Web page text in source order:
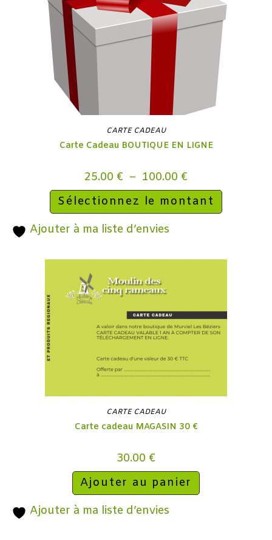
CARTE CADEAU
Carte Cadeau BOUTIQUE EN LIGNE
25.00 € – 100.00 €
Sélectionnez le montant
Ajouter à ma liste d’envies
CARTE CADEAU
Carte cadeau MAGASIN 30 €
30.00 €
Ajouter au panier
Ajouter à ma liste d’envies